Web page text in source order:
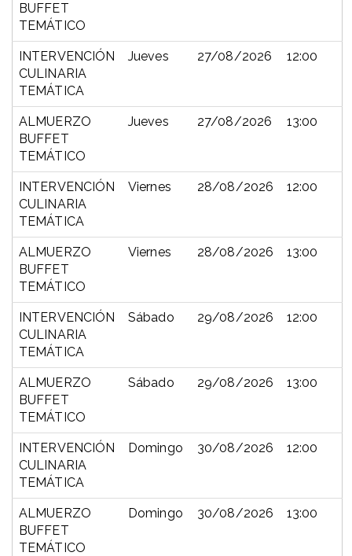
BUFFET
TEMÁTICO
INTERVENCIÓN
CULINARIA
TEMÁTICA
Jueves 27/08/2026 12:00
ALMUERZO
BUFFET
TEMÁTICO
Jueves 27/08/2026 13:00
INTERVENCIÓN
CULINARIA
TEMÁTICA
Viernes 28/08/2026 12:00
ALMUERZO
BUFFET
TEMÁTICO
Viernes 28/08/2026 13:00
INTERVENCIÓN
CULINARIA
TEMÁTICA
Sábado 29/08/2026 12:00
ALMUERZO
BUFFET
TEMÁTICO
Sábado 29/08/2026 13:00
INTERVENCIÓN
CULINARIA
TEMÁTICA
Domingo 30/08/2026 12:00
ALMUERZO
BUFFET
TEMÁTICO
Domingo 30/08/2026 13:00